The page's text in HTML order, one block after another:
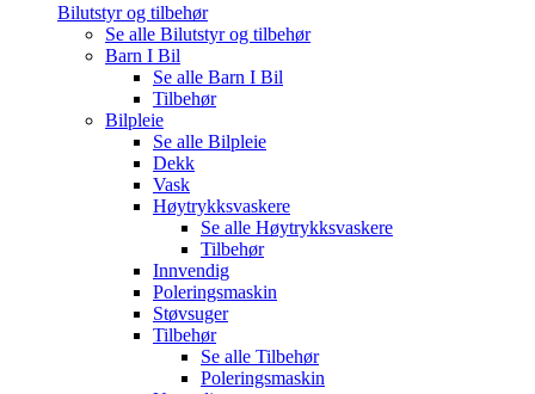
Bilutstyr og tilbehør
Se alle Bilutstyr og tilbehør
Barn I Bil
Se alle Barn I Bil
Tilbehør
Bilpleie
Se alle Bilpleie
Dekk
Vask
Høytrykksvaskere
Se alle Høytrykksvaskere
Tilbehør
Innvendig
Poleringsmaskin
Støvsuger
Tilbehør
Se alle Tilbehør
Poleringsmaskin